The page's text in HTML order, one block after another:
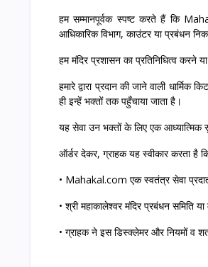
हम सम्मानपूर्वक स्पष्ट करते हैं कि
आधिकारिक विभाग, काउंटर या प्रबंधन
हम मंदिर प्रशासन का प्रतिनिधित्व करने
हमारे द्वारा प्रदान की जाने वाली
ही इन्हें भक्तों तक पहुँचाया जाता है।
यह सेवा उन भक्तों के लिए एक आध्यात्मिक
ऑर्डर देकर, ग्राहक यह स्वीकार करता है
• Mahakal.com एक स्वतंत्र सेवा
• श्री महाकालेश्वर मंदिर प्रबंधन समिति
• ग्राहक ने इस डिस्क्लेमर और नियमों व